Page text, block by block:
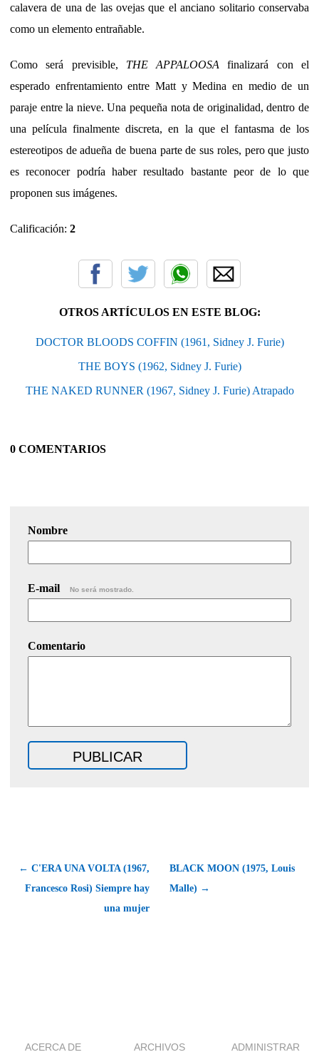
calavera de una de las ovejas que el anciano solitario conservaba
como un elemento entrañable.
Como será previsible, THE APPALOOSA finalizará con el
esperado enfrentamiento entre Matt y Medina en medio de un
paraje entre la nieve. Una pequeña nota de originalidad, dentro de
una película finalmente discreta, en la que el fantasma de los
estereotipos de adueña de buena parte de sus roles, pero que justo
es reconocer podría haber resultado bastante peor de lo que
proponen sus imágenes.
Calificación: 2
OTROS ARTÍCULOS EN ESTE BLOG:
DOCTOR BLOODS COFFIN (1961, Sidney J. Furie)
THE BOYS (1962, Sidney J. Furie)
THE NAKED RUNNER (1967, Sidney J. Furie) Atrapado
0 COMENTARIOS
Nombre
E-mail No será mostrado.
Comentario
← C'ERA UNA VOLTA (1967,
Francesco Rosi) Siempre hay
una mujer
BLACK MOON (1975, Louis
Malle) →
ACERCA DE ARCHIVOS ADMINISTRAR